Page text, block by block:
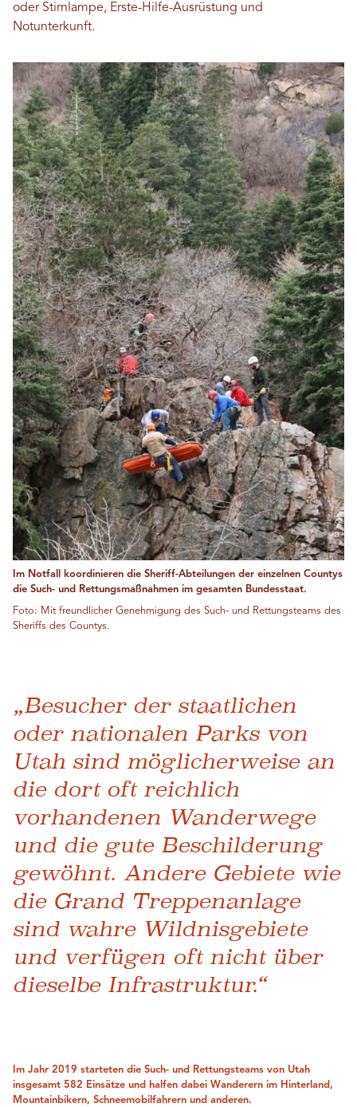
oder Stirnlampe, Erste-Hilfe-Ausrüstung und
Notunterkunft.
Im Notfall koordinieren die Sheriff-Abteilungen der einzelnen Countys
die Such- und Rettungsmaßnahmen im gesamten Bundesstaat.
Foto: Mit freundlicher Genehmigung des Such- und Rettungsteams des
Sheriffs des Countys.
„Besucher der staatlichen
oder nationalen Parks von
Utah sind möglicherweise an
die dort oft reichlich
vorhandenen Wanderwege
und die gute Beschilderung
gewöhnt. Andere Gebiete wie
die Grand Treppenanlage
sind wahre Wildnisgebiete
und verfügen oft nicht über
dieselbe Infrastruktur.“
Im Jahr 2019 starteten die Such- und Rettungsteams von Utah
insgesamt 582 Einsätze und halfen dabei Wanderern im Hinterland,
Mountainbikern, Schneemobilfahrern und anderen.